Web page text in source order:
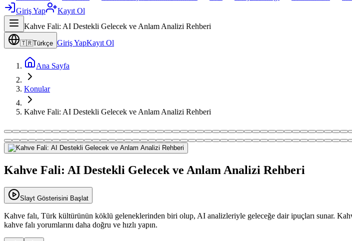
Giriş Yap
Kayıt Ol
Kahve Fali: AI Destekli Gelecek ve Anlam Analizi Rehberi
🇹🇷Türkçe Giriş YapKayıt Ol
Ana Sayfa
Konular
Kahve Fali: AI Destekli Gelecek ve Anlam Analizi Rehberi
Kahve Fali: AI Destekli Gelecek ve Anlam Analizi Rehberi
Slayt Gösterisini Başlat
Kahve falı, Türk kültürünün köklü geleneklerinden biri olup, AI analizleriyle geleceğe dair ipuçları sunar.
kahve falı yorumlarını daha doğru ve hızlı yapın.